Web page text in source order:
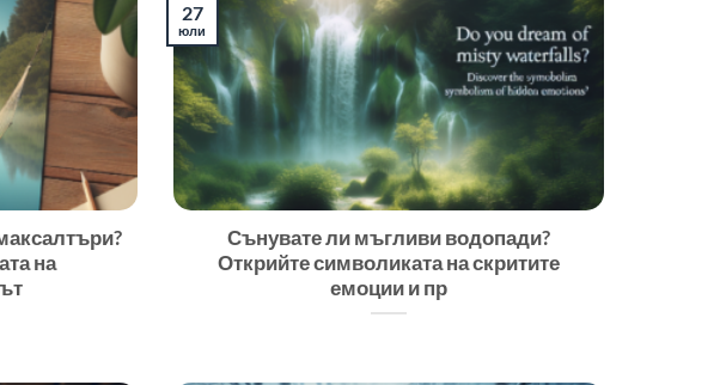
на
Сънувате ли мъгливи водопади?
Открийте символиката на скритите
емоции и пр
27
юли